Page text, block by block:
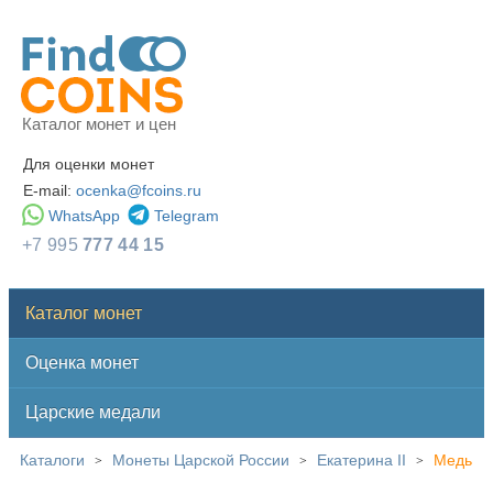
Каталог монет и цен
Для оценки монет
E-mail: ocenka@fcoins.ru
WhatsApp
Telegram
+7 995777 44 15
Каталог монет
Оценка монет
Царские медали
Каталоги > Монеты Царской России > Екатерина II > Медь